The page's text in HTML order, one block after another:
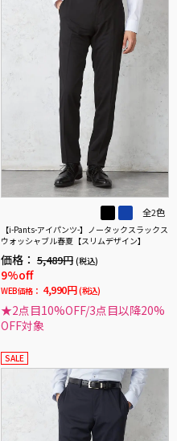
全2色
【i-Pants-アイパンツ-】ノータックスラックス
ウォッシャブル春夏【スリムデザイン】
価格： 5,489円 (税込)
9%off
WEB価格： 4,990円 (税込)
★2点目10%OFF/3点目以降20%
OFF対象
SALE